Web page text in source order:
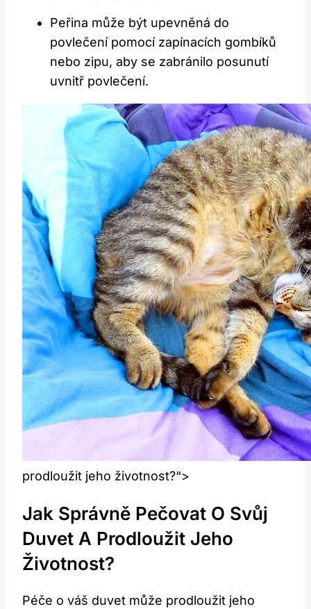
Peřina může být upevněná do
povlečení pomocí zapínacích gombíků
nebo zipu, aby se zabránilo posunutí
uvnitř povlečení.
prodloužit jeho životnost?“>
Jak Správně Pečovat O Svůj
Duvet A Prodloužit Jeho
Životnost?
Péče o váš duvet může prodloužit jeho